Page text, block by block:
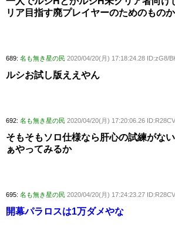
リア目指す廃プレイヤーのためのものか
689: 名も無き星の民 2020/04/20(月) 17:18:24.28 ID:zG8/
ルシお試し版ええやん
692: 名も無き星の民 2020/04/20(月) 17:20:06.26
そもそもソロ仕様なら肝心の試練がな
ぁやってみるか
695: 名も無き星の民 2020/04/20(月) 17:24:23.27
開幕パラロスは1万ダメやな